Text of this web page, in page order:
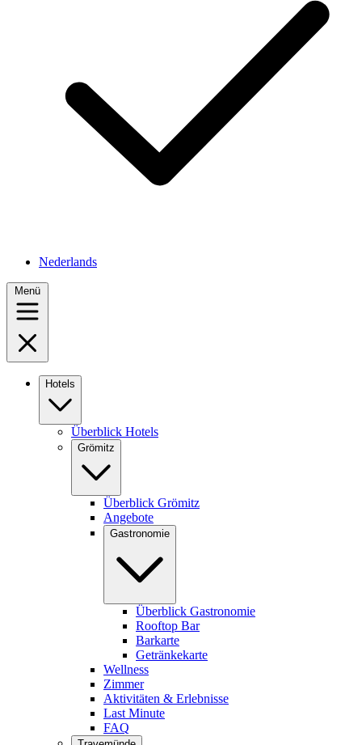
Nederlands
Menü
Hotels
Überblick Hotels
Grömitz
Überblick Grömitz
Angebote
Gastronomie
Überblick Gastronomie
Rooftop Bar
Barkarte
Getränkekarte
Wellness
Zimmer
Aktivitäten & Erlebnisse
Last Minute
FAQ